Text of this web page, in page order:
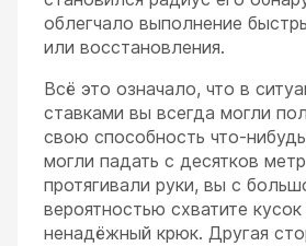
облегчало выполнение
или восстановления.
Всё это означало, что в
ставками вы всегда могли
свою способность что-
могли падать с десятков
протягивали руки, вы с
вероятностью схватите
ненадёжный крюк. Другая